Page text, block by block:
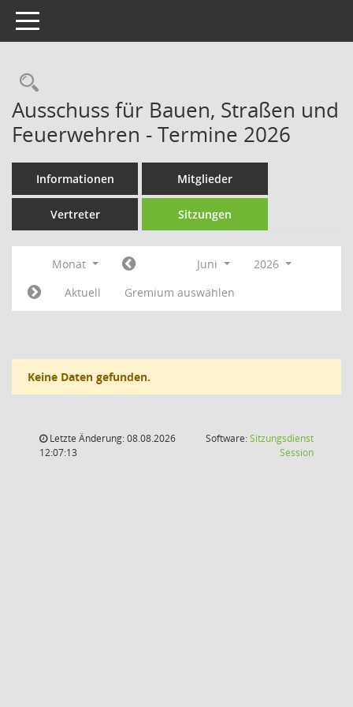
Toggle navigation
Rechercheauswahl
Ausschuss für Bauen, Straßen und
Feuerwehren - Termine 2026
Informationen Mitglieder
Vertreter Sitzungen
Monat Juni
2026
Aktuell
Gremium auswählen
Keine Daten gefunden.
Letzte Änderung: 08.08.2026
12:07:13
Software:Sitzungsdienst
Session(Wird in